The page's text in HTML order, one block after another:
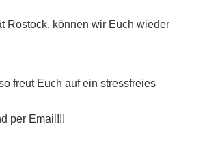
Rostock, können wir Euch wieder
freut Euch auf ein stressfreies
per Email!!!